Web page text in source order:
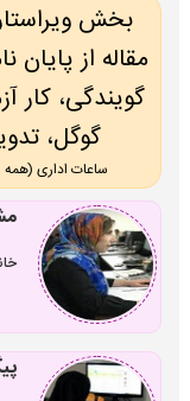
بخش
مقاله از پایان
گویندگی، کار
گوگل،
ساعات اداری (همه روزه 8 صبح تا 6 عصر، پنج